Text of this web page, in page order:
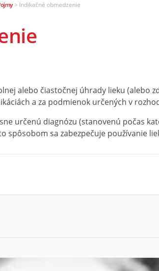
> Indikačné obmedzenie
alebo čiastočnej úhrady lieku (alebo
a za podmienok určených v
určenú diagnózu (stanovenú počas
spôsobom sa zabezpečuje používanie